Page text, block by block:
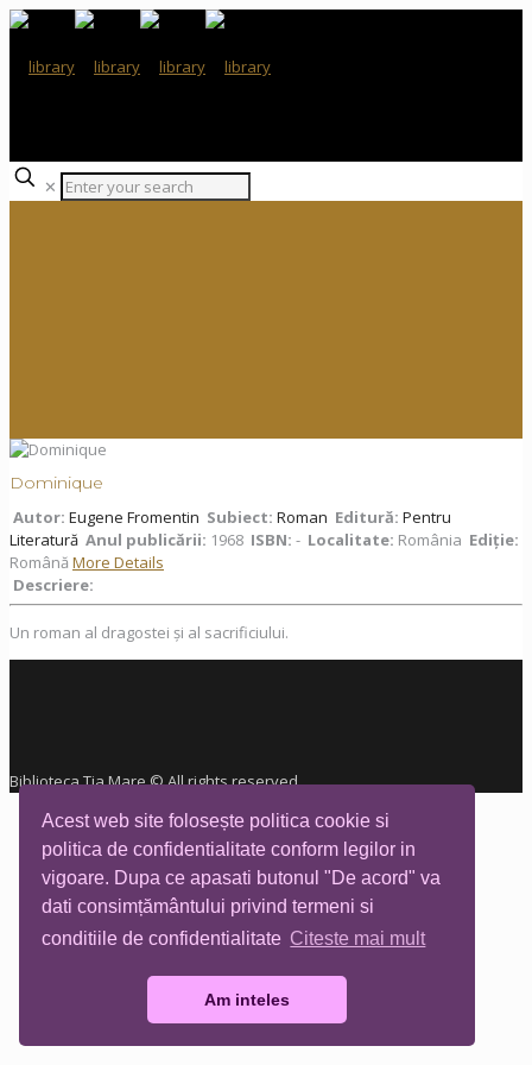
Acest web site folosește politica cookie si
politica de confidentialitate conform legilor in
vigoare. Dupa ce apasati butonul "De acord" va
dati consimțământului privind termeni si
conditiile de confidentialitate Citeste mai mult
Am inteles
✕
Dominique
Autor: Eugene Fromentin Subiect: Roman Editură: Pentru
Literatură Anul publicării: 1968 ISBN: - Localitate: România Ediţie:
Română More Details
Descriere:
Un roman al dragostei și al sacrificiului.
Biblioteca Tia Mare © All rights reserved